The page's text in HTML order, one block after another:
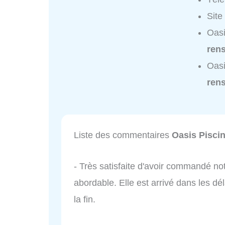
Liste des commentaires Oasis
- Très satisfaite d'avoir commandé
abordable. Elle est arrivé dans les
la fin.